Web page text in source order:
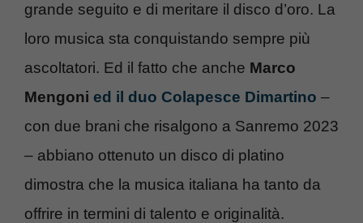
grande seguito e di meritare il disco d’oro. La
loro musica sta conquistando sempre più
ascoltatori. Ed il fatto che anche Marco
Mengoni ed il duo Colapesce Dimartino –
con due brani che risalgono a Sanremo 2023
– abbiano ottenuto un disco di platino
dimostra che la musica italiana ha tanto da
offrire in termini di talento e originalità.